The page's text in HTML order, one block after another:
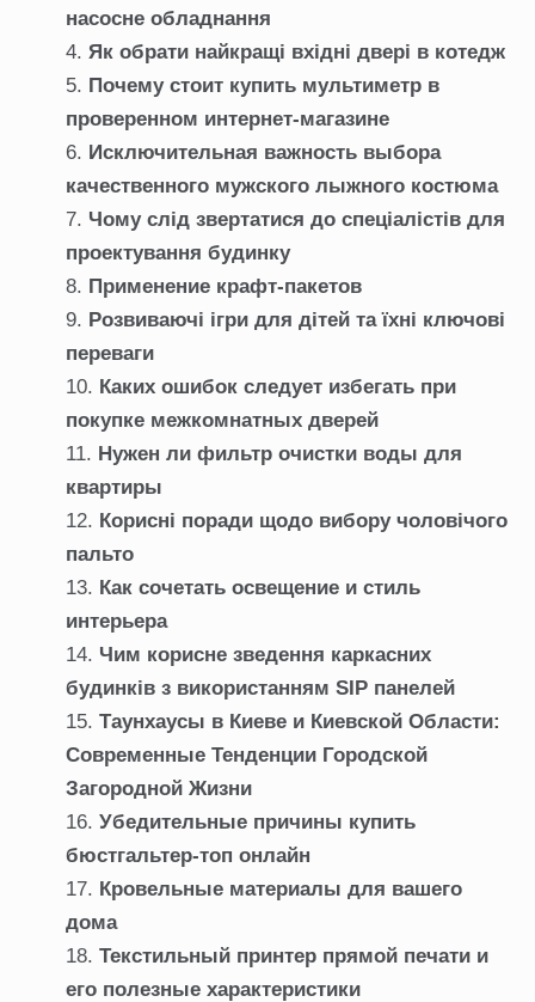
насосне обладнання
Як обрати найкращі вхідні двері в котедж
Почему стоит купить мультиметр в
проверенном интернет-магазине
Исключительная важность выбора
качественного мужского лыжного костюма
Чому слід звертатися до спеціалістів для
проектування будинку
Применение крафт-пакетов
Розвиваючі ігри для дітей та їхні ключові
переваги
Каких ошибок следует избегать при
покупке межкомнатных дверей
Нужен ли фильтр очистки воды для
квартиры
Корисні поради щодо вибору чоловічого
пальто
Как сочетать освещение и стиль
интерьера
Чим корисне зведення каркасних
будинків з використанням SIP панелей
Таунхаусы в Киеве и Киевской Области:
Современные Тенденции Городской
Загородной Жизни
Убедительные причины купить
бюстгальтер-топ онлайн
Кровельные материалы для вашего
дома
Текстильный принтер прямой печати и
его полезные характеристики